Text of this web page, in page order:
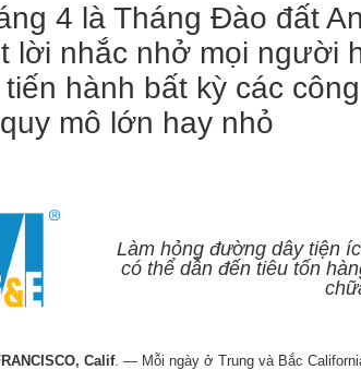
4 là Tháng Đào đất
lời nhắc nhở mọi người
tiến hành bất kỳ các
mô lớn hay nhỏ
Làm hỏng đường dây tiện
có thể dẫn đến tiêu tốn
Calif. — Mỗi ngày ở Trung và Bắc